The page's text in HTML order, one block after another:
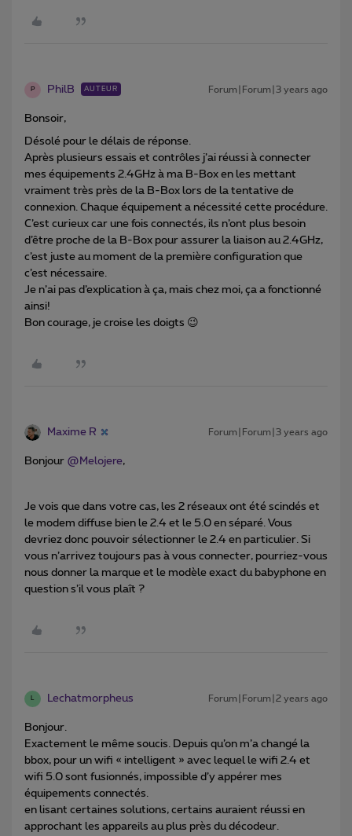
P PhilB AUTEUR Forum|Forum|3 years ago
Bonsoir,
Désolé pour le délais de réponse.
Après plusieurs essais et contrôles j’ai réussi à connecter
mes équipements 2.4GHz à ma B-Box en les mettant
vraiment très près de la B-Box lors de la tentative de
connexion. Chaque équipement a nécessité cette procédure.
C’est curieux car une fois connectés, ils n’ont plus besoin
d’être proche de la B-Box pour assurer la liaison au 2.4GHz,
c’est juste au moment de la première configuration que
c’est nécessaire.
Je n’ai pas d’explication à ça, mais chez moi, ça a fonctionné
ainsi!
Bon courage, je croise les doigts 😉
Maxime R Forum|Forum|3 years ago
Bonjour @Melojere,
Je vois que dans votre cas, les 2 réseaux ont été scindés et
le modem diffuse bien le 2.4 et le 5.0 en séparé. Vous
devriez donc pouvoir sélectionner le 2.4 en particulier. Si
vous n’arrivez toujours pas à vous connecter, pourriez-vous
nous donner la marque et le modèle exact du babyphone en
question s’il vous plaît ?
L Lechatmorpheus Forum|Forum|2 years ago
Bonjour.
Exactement le même soucis. Depuis qu’on m’a changé la
bbox, pour un wifi « intelligent » avec lequel le wifi 2.4 et
wifi 5.0 sont fusionnés, impossible d’y appérer mes
équipements connectés.
en lisant certaines solutions, certains auraient réussi en
approchant les appareils au plus près du décodeur.